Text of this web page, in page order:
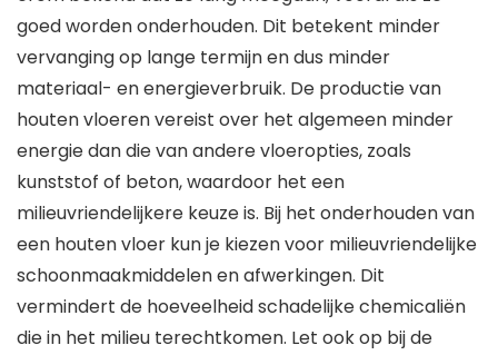
goed worden onderhouden. Dit betekent minder
vervanging op lange termijn en dus minder
materiaal- en energieverbruik. De productie van
houten vloeren vereist over het algemeen minder
energie dan die van andere vloeropties, zoals
kunststof of beton, waardoor het een
milieuvriendelijkere keuze is. Bij het onderhouden van
een houten vloer kun je kiezen voor milieuvriendelijke
schoonmaakmiddelen en afwerkingen. Dit
vermindert de hoeveelheid schadelijke chemicaliën
die in het milieu terechtkomen. Let ook op bij de